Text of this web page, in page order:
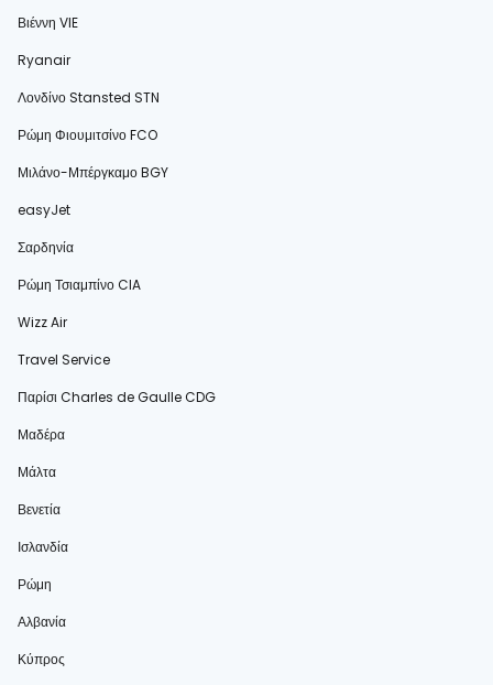
Βιέννη VIE
Ryanair
Λονδίνο Stansted STN
Ρώμη Φιουμιτσίνο FCO
Μιλάνο-Μπέργκαμο BGY
easyJet
Σαρδηνία
Ρώμη Τσιαμπίνο CIA
Wizz Air
Travel Service
Παρίσι Charles de Gaulle CDG
Μαδέρα
Μάλτα
Βενετία
Ισλανδία
Ρώμη
Αλβανία
Κύπρος